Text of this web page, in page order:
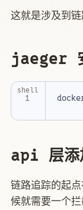
这就是涉及到链
jaeger
1
shell
api 层添
链路追踪的起
候就需要一个